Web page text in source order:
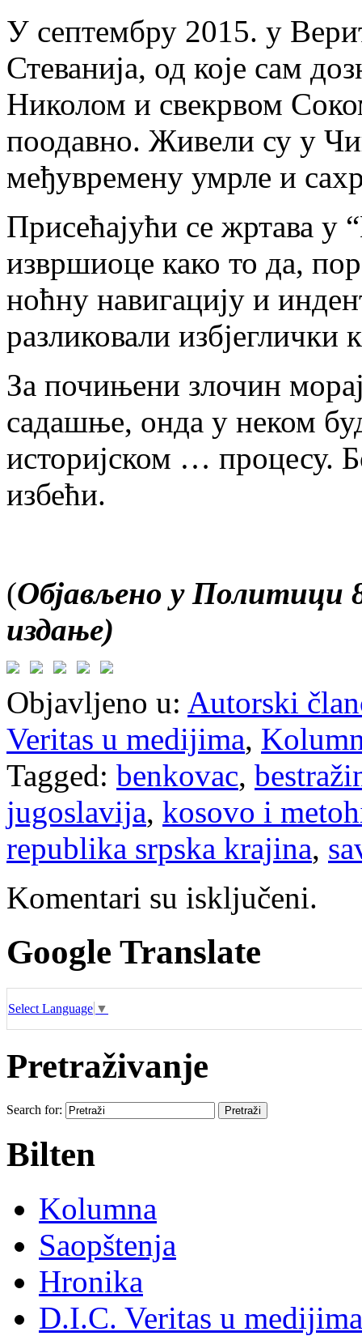
У септембру 2015. у
Стеванија, од које сам
Николом и свекрвом
поодавно. Живели су у
међувремену умрле и
Присећајући се жртава у
извршиоце како то да,
ноћну навигацију и
разликовали избјеглички
За почињени злочин
садашње, онда у неком
историјском … процесу.
избећи.
(Објављено у Политици
издање)
Objavljeno u: Autorski
Veritas u medijima,
Tagged: benkovac,
jugoslavija, kosovo i
republika srpska krajina,
Komentari su isključeni.
Google Translate
Select Language ▼
Pretraživanje
Search for:
Bilten
Kolumna
Saopštenja
Hronika
D.I.C. Veritas u medijima